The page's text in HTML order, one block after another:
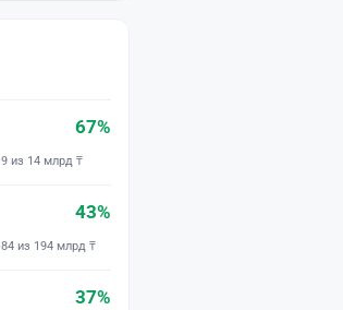
67%
9 из 14 млрд ₸
43%
84 из 194 млрд ₸
37%